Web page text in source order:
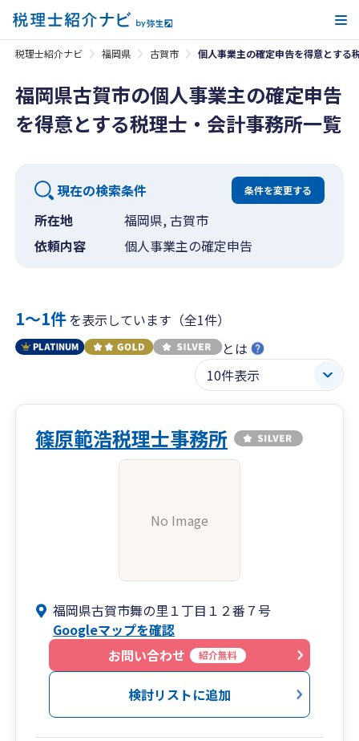
税理士紹介ナビ 福岡県 古賀市 個人事業主の確定申告を得意とする
福岡県古賀市の個人事業主の確定申告
を得意とする税理士・会計事務所一覧
現在の検索条件 条件を変更する
所在地
福岡県, 古賀市
依頼内容
個人事業主の確定申告
1〜1件を表示しています（全1件）
とは
篠原範浩税理士事務所
No Image
福岡県古賀市舞の里１丁目１２番７号
Googleマップを確認
お問い合わせ
紹介無料
検討リストに追加